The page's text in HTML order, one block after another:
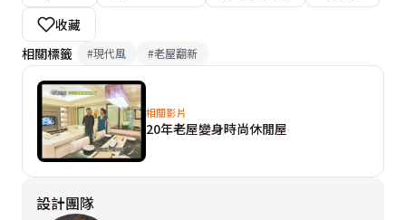
有保溫節能的效果，而為了讓視覺上維持協調，所以把所
有的機器都以隱藏式的方式規劃，隱匿於天花板的設計之
中。
玄關區域為與客廳作界定，以板岩為地材，與客廳拋光石
英磚區分，利用原始的樑柱，以玄關鏡的設計手法，不僅
掩去空間中樑柱的問題，同時成為連接客廳與玄關兩個空
間的介面，左側設計成為室內鞋櫃，藉由透氣孔的規劃，
收藏
相關標籤
#現代風 #老屋翻新
相關影片
20年老屋變身時尚休閒屋
設計團隊